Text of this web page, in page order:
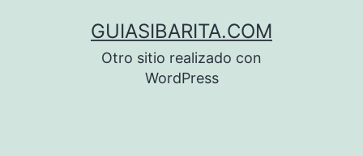
GUIASIBARITA.COM
Otro sitio realizado con
WordPress